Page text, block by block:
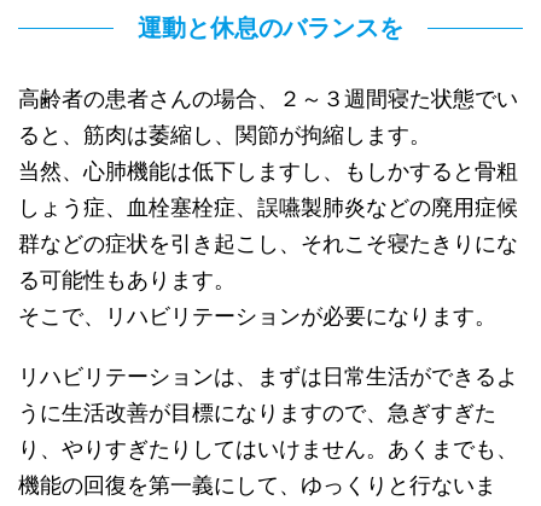
運動と休息のバランスを
高齢者の患者さんの場合、２～３週間寝た状態でい
ると、筋肉は萎縮し、関節が拘縮します。
当然、心肺機能は低下しますし、もしかすると骨粗
しょう症、血栓塞栓症、誤嚥製肺炎などの廃用症候
群などの症状を引き起こし、それこそ寝たきりにな
る可能性もあります。
そこで、リハビリテーションが必要になります。
リハビリテーションは、まずは日常生活ができるよ
うに生活改善が目標になりますので、急ぎすぎた
り、やりすぎたりしてはいけません。あくまでも、
機能の回復を第一義にして、ゆっくりと行ないま